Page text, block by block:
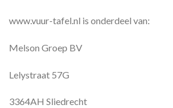
www.vuur-tafel.nl is onderdeel van:
Melson Groep BV
Lelystraat 57G
3364AH Sliedrecht